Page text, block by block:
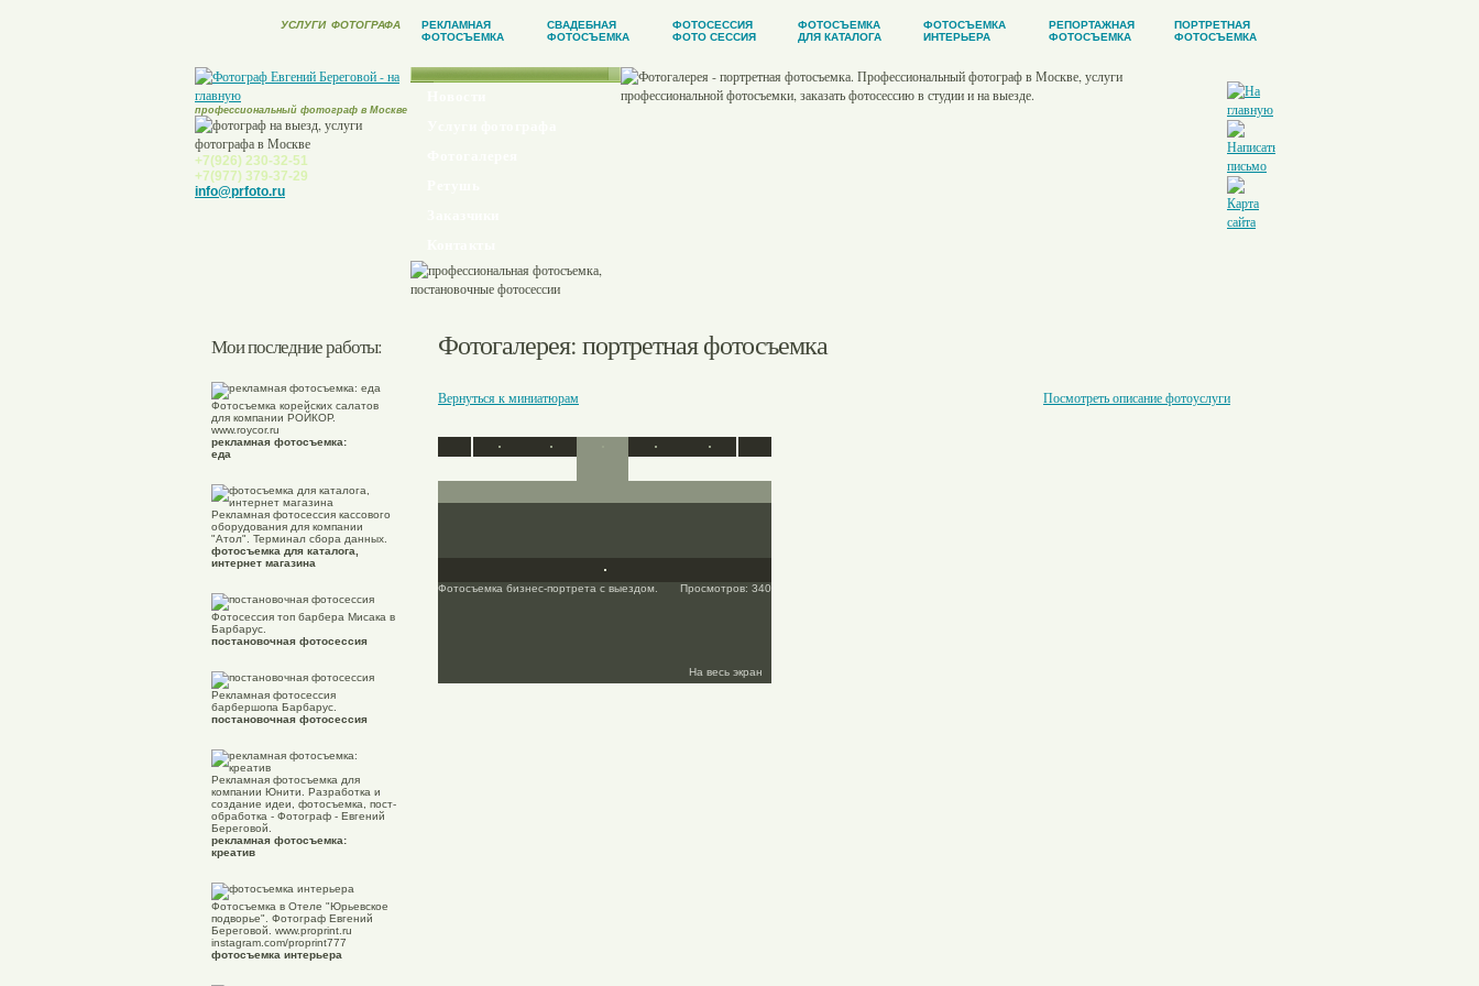
УСЛУГИ ФОТОГРАФА
РЕКЛАМНАЯ
ФОТОСЪЕМКА
СВАДЕБНАЯ
ФОТОСЪЕМКА
ФОТОСЕССИЯ
ФОТО СЕССИЯ
ФОТОСЪЕМКА
ДЛЯ КАТАЛОГА
ФОТОСЪЕМКА
ИНТЕРЬЕРА
РЕПОРТАЖНАЯ
ФОТОСЪЕМКА
ПОРТРЕТНАЯ
ФОТОСЪЕМКА
профессиональный фотограф в Москве
+7(926) 230-32-51
+7(977) 379-37-29
info@prfoto.ru
Мои последние работы:
Фотосъемка корейских салатов
для компании РОЙКОР.
www.roycor.ru
рекламная фотосъемка:
еда
Рекламная фотосессия кассового
оборудования для компании
"Атол". Терминал сбора данных.
фотосъемка для каталога,
интернет магазина
Фотосессия топ барбера Мисака в
Барбарус.
постановочная фотосессия
Рекламная фотосессия
барбершопа Барбарус.
постановочная фотосессия
Рекламная фотосъемка для
компании Юнити. Разработка и
создание идеи, фотосъемка, пост-
обработка - Фотограф - Евгений
Береговой.
рекламная фотосъемка:
креатив
Фотосъемка в Отеле "Юрьевское
подворье". Фотограф Евгений
Береговой. www.proprint.ru
instagram.com/proprint777
фотосъемка интерьера
Фотогалерея: портретная фотосъемка
Вернуться к миниатюрам Посмотреть описание фотоуслуги
Фотосъемка бизнес-портрета с выездом. Просмотров: 340
На весь экран